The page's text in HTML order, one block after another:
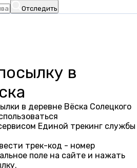
Отследить
в
в деревне Вёска Солецкого
Единой трекинг службы
трек-код - номер
поле на сайте и нажать